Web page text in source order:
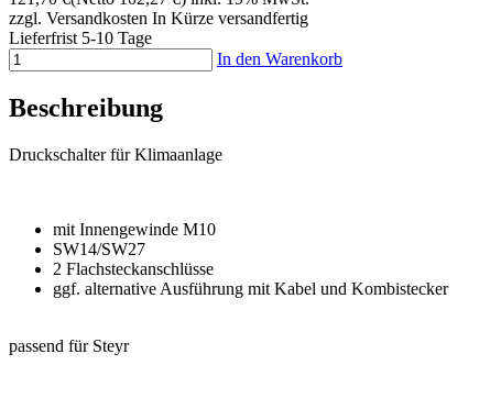
zzgl. Versandkosten In Kürze versandfertig
Lieferfrist 5-10 Tage
In den Warenkorb
Beschreibung
Druckschalter für Klimaanlage
mit Innengewinde M10
SW14/SW27
2 Flachsteckanschlüsse
ggf. alternative Ausführung mit Kabel und Kombistecker
passend für Steyr